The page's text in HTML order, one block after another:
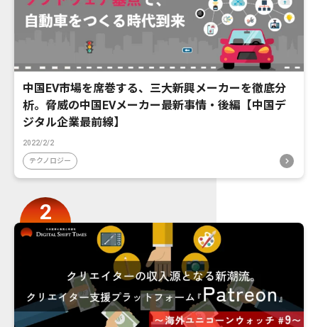
中国EV市場を席巻する、三大新興メーカーを徹底分
析。脅威の中国EVメーカー最新事情・後編【中国デ
ジタル企業最前線】
2022/2/2
テクノロジー